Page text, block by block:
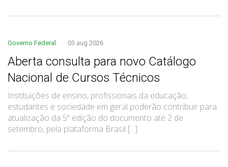
Governo Federal 03 aug 2026
Aberta consulta para novo Catálogo
Nacional de Cursos Técnicos
Instituições de ensino, profissionais da educação,
estudantes e sociedade em geral poderão contribuir para
atualização da 5ª edição do documento até 2 de
setembro, pela plataforma Brasil [...]